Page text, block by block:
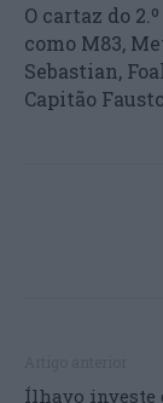
O cartaz do
como M83,
Sebastian,
Capitão
Ílhavo investe